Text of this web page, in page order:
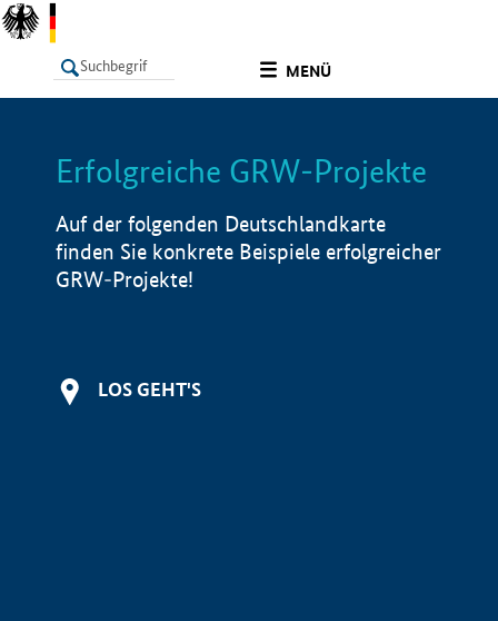
MENÜ
LISTE Info
Erfolgreiche GRW-Projekte
Auf der folgenden Deutschlandkarte
finden Sie konkrete Beispiele erfolgreicher
GRW-Projekte!
LOS GEHT'S